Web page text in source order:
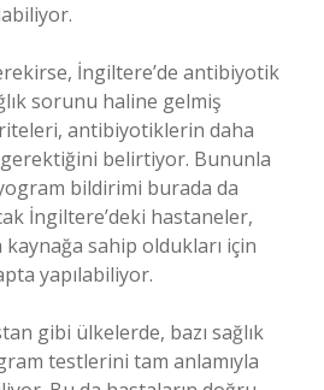
İngiltere’de antibiyotik
sorunu haline gelmiş
antibiyotiklerin daha
gerektiğini belirtiyor. Bununla
bildirimi burada da
İngiltere’deki hastaneler,
sahip oldukları için
yapılabiliyor.
gibi ülkelerde, bazı sağlık
testlerini tam anlamıyla